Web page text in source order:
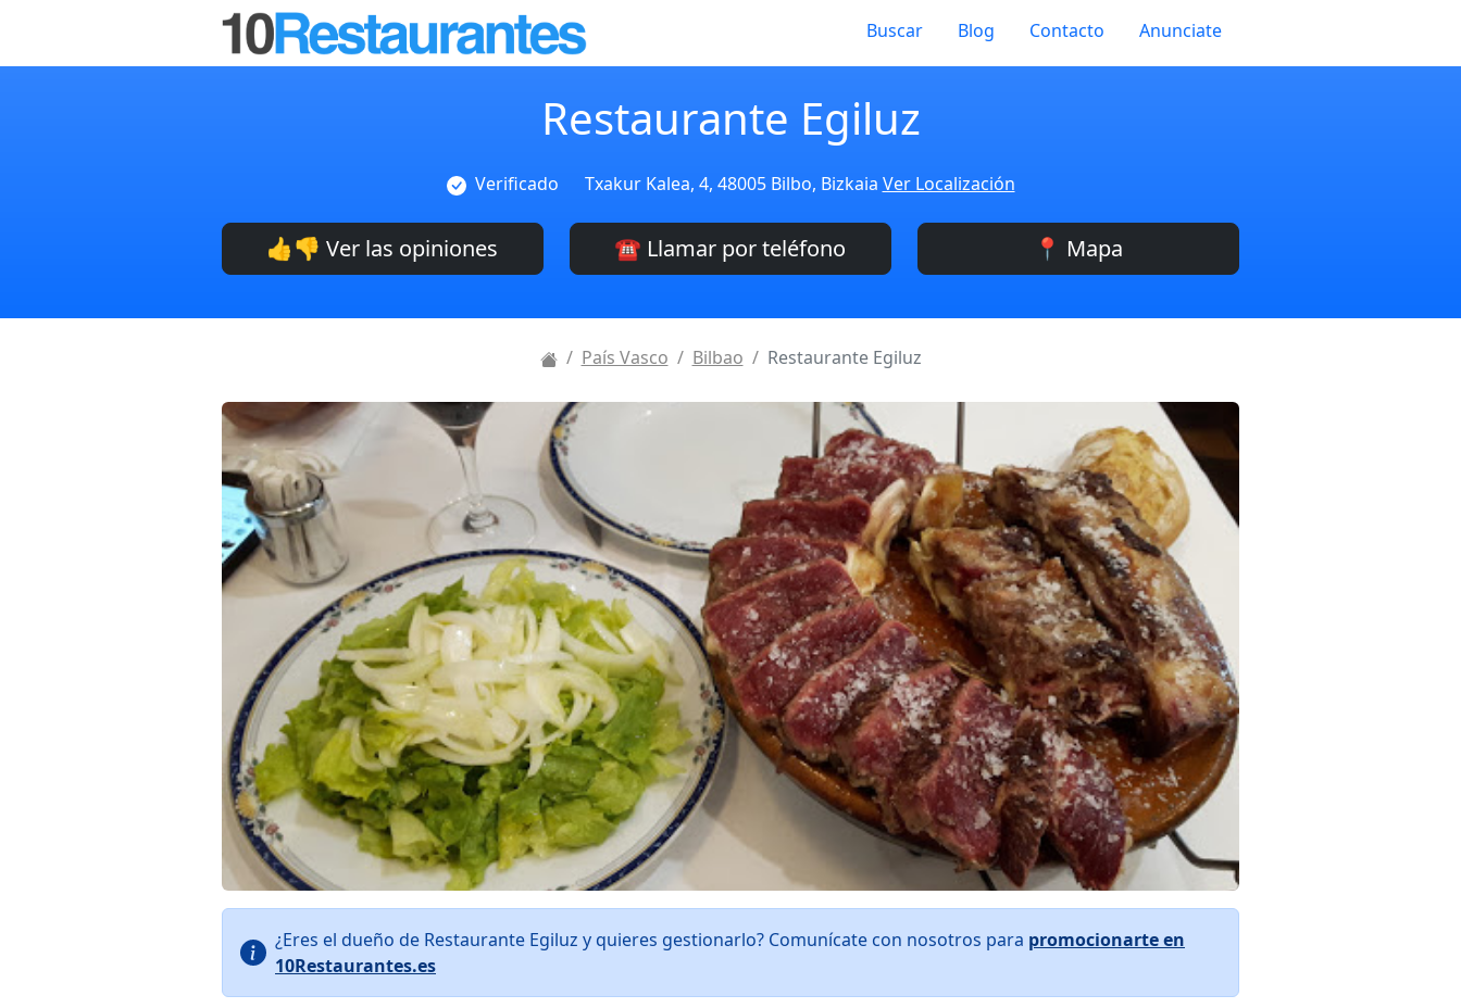
Buscar Blog Contacto Anunciate
Restaurante Egiluz
Verificado Txakur Kalea, 4, 48005 Bilbo, Bizkaia Ver Localización
👍👎 Ver las opiniones ☎️ Llamar por teléfono 📍 Mapa
País Vasco Bilbao Restaurante Egiluz
¿Eres el dueño de Restaurante Egiluz y quieres gestionarlo? Comunícate con nosotros para promocionarte en
10Restaurantes.es